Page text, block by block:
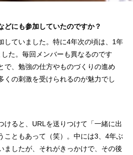
にも参加していたのですか？
していました。特に4年次の頃は、1年
た。毎回メンバーも異なるのです
で、勉強の仕方やものづくりの進め
くの刺激を受けられるのが魅力でし
けると、URLを送りつけて「一緒に出
こともあって（笑）。中には3、4年ぶ
ましたが、それがきっかけで、その後